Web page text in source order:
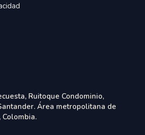
Ruitoque Condominio,
Área metropolitana de
Colombia.